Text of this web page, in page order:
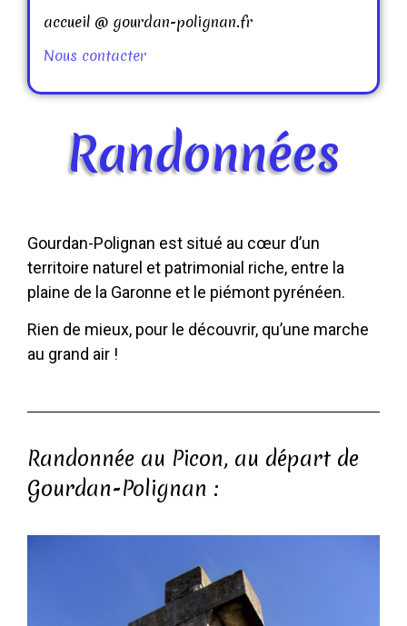
accueil @ gourdan-polignan.fr
Nous contacter
Randonnées
Gourdan-Polignan est situé au cœur d’un
territoire naturel et patrimonial riche, entre la
plaine de la Garonne et le piémont pyrénéen.
Rien de mieux, pour le découvrir, qu’une marche
au grand air !
Randonnée au Picon, au départ de
Gourdan-Polignan :